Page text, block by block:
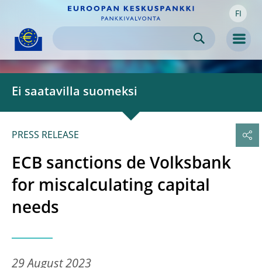
Skip to
content FI
Ei saatavilla suomeksi
PRESS RELEASE
ECB sanctions de Volksbank
for miscalculating capital
needs
29 August 2023